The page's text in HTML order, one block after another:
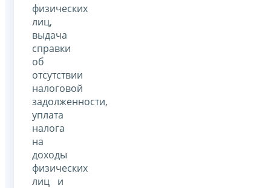
физических
лиц,
выдача
справки
об
отсутствии
налоговой
задолженности,
уплата
налога
на
доходы
физических
лиц и